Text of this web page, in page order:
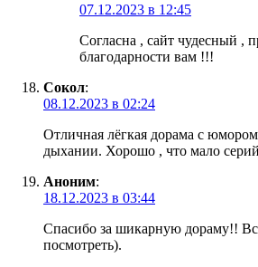
07.12.2023 в 12:45
Согласна , сайт чудесный ,
благодарности вам !!!
Сокол:
08.12.2023 в 02:24
Отличная лёгкая дорама с
дыхании. Хорошо , что мало
Аноним:
18.12.2023 в 03:44
Спасибо за шикарную дораму!!
посмотреть).